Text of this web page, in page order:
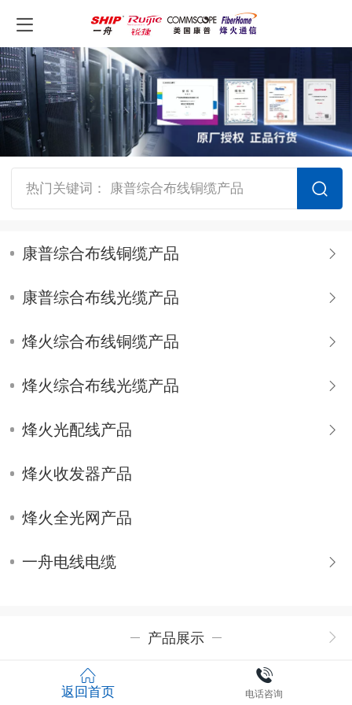
热门关键词： 康普综合布线铜缆产品
康普综合布线铜缆产品
康普综合布线光缆产品
烽火综合布线铜缆产品
烽火综合布线光缆产品
烽火光配线产品
烽火收发器产品
烽火全光网产品
一舟电线电缆
产品展示
返回首页 电话咨询